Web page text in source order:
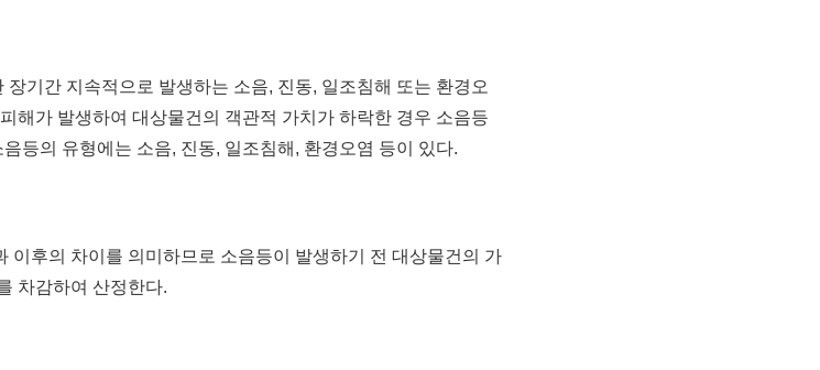
기간 지속적으로 발생하는 소음, 진동, 일조침해 또는 환경오
해가 발생하여 대상물건의 객관적 가치가 하락한 경우 소음등
등의 유형에는 소음, 진동, 일조침해, 환경오염 등이 있다.
이후의 차이를 의미하므로 소음등이 발생하기 전 대상물건의 가
차감하여 산정한다.